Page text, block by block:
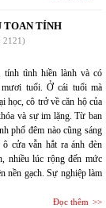
TOAN TÍNH
2121)
tình hiền lành và có
tuổi. Ở cái tuổi mà
học, cô trở về căn hộ của
và sự im lặng. Từ ban
phố đêm nào cũng sáng
cửa vẫn hắt ra ánh đèn
nhiều lúc rộng đến mức
nền gạch. Sự nghiệp làm
Đọc thêm